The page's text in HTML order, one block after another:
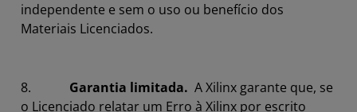
independente e sem o uso ou benefício dos
Materiais Licenciados.
8. Garantia limitada. A Xilinx garante que, se
o Licenciado relatar um Erro à Xilinx por escrito